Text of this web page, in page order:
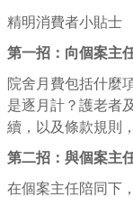
精明消費者小貼士
第一招：向個案主
院舍月費包括什麼
是逐月計？護老者
續，以及條款規則
第二招：與個案主
在個案主任陪同下